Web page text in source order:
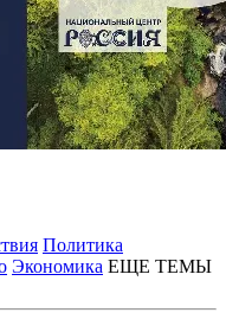
Политика
Экономика ЕЩЕ ТЕМЫ